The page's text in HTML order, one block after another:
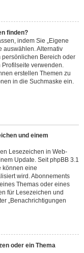
finden?
indem Sie „Eigene
auswählen. Alternativ
persönlichen Bereich oder
Profilseite verwenden.
erstellen Themen zu
in die Suchmaske ein.
und einem
Lesezeichen in Web-
Update. Seit phpBB 3.1
können eine
wird. Abonnements
Themas oder eines
für Lesezeichen und
„Benachrichtigungen
oder ein Thema